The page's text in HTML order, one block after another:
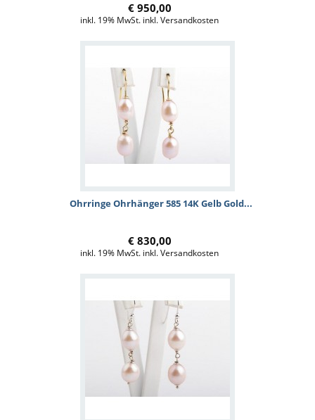
€ 950,00
inkl. 19% MwSt. inkl. Versandkosten
Ohrringe Ohrhänger 585 14K Gelb Gold...
€ 830,00
inkl. 19% MwSt. inkl. Versandkosten